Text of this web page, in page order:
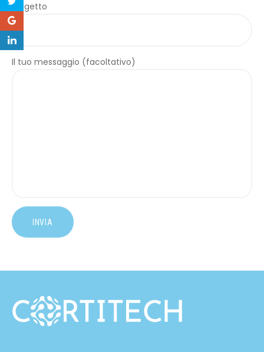
Oggetto
Il tuo messaggio (facoltativo)